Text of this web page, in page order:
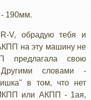
- 190мм.
V, обрадую тебя и
на эту машину не
предлагала свою
словами -
в том, что нет
или АКПП - 1ая,